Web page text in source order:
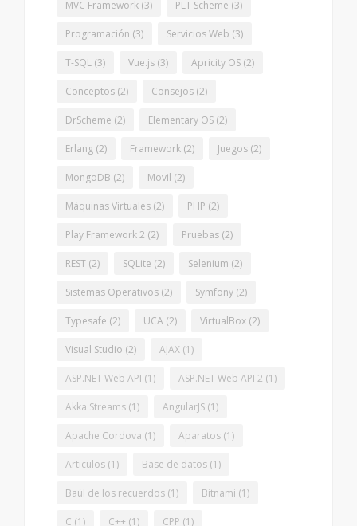
MVC Framework (3) PLT Scheme (3)
Programación (3) Servicios Web (3)
T-SQL (3) Vue.js (3) Apricity OS (2)
Conceptos (2) Consejos (2)
DrScheme (2) Elementary OS (2)
Erlang (2) Framework (2) Juegos (2)
MongoDB (2) Movil (2)
Máquinas Virtuales (2) PHP (2)
Play Framework 2 (2) Pruebas (2)
REST (2) SQLite (2) Selenium (2)
Sistemas Operativos (2) Symfony (2)
Typesafe (2) UCA (2) VirtualBox (2)
Visual Studio (2) AJAX (1)
ASP.NET Web API (1) ASP.NET Web API 2 (1)
Akka Streams (1) AngularJS (1)
Apache Cordova (1) Aparatos (1)
Articulos (1) Base de datos (1)
Baúl de los recuerdos (1) Bitnami (1)
C (1) C++ (1) CPP (1)